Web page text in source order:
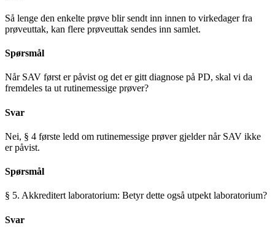
Så lenge den enkelte prøve blir sendt inn innen to virkedager fra
prøveuttak, kan flere prøveuttak sendes inn samlet.
Spørsmål
Når SAV først er påvist og det er gitt diagnose på PD, skal vi da
fremdeles ta ut rutinemessige prøver?
Svar
Nei, § 4 første ledd om rutinemessige prøver gjelder når SAV ikke
er påvist.
Spørsmål
§ 5. Akkreditert laboratorium: Betyr dette også utpekt laboratorium?
Svar